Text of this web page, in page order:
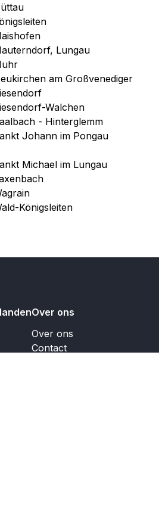
Lungau
am Großvenediger
Walchen
- Hinterglemm
Johann im Pongau
Michael im Lungau
Königsleiten
Over ons
Over ons
Contact